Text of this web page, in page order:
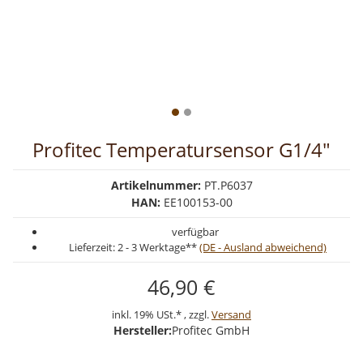
Profitec Temperatursensor G1/4"
Artikelnummer: PT.P6037
HAN: EE100153-00
verfügbar
Lieferzeit:2 - 3 Werktage**(DE - Ausland abweichend)
46,90 €
inkl. 19% USt.* , zzgl.Versand
Hersteller:Profitec GmbH